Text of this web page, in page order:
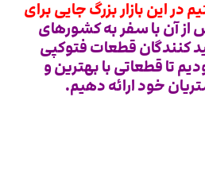
این بازار بزرگ جایی برای
از آن با سفر به کشورهای
کنندگان قطعات فتوکپی
تا قطعاتی با بهترین و
خود ارائه دهیم.